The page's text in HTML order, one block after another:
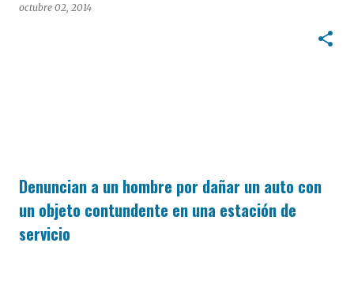
octubre 02, 2014
Denuncian a un hombre por dañar un auto con
un objeto contundente en una estación de
servicio